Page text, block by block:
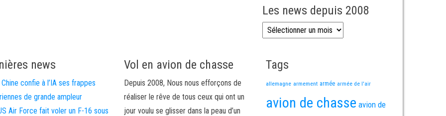
Les news depuis 2008
Les news depuis 2008
news
Chine confie à l’IA ses frappes
de grande ampleur
Air Force fait voler un F-16 sous
Vol en avion de chasse
Depuis 2008, Nous nous efforçons de
réaliser le rêve de tous ceux qui ont un
jour voulu se glisser dans la peau d’un
Tags
allemagne armement armée armée de l'air
avion de chasse avion de